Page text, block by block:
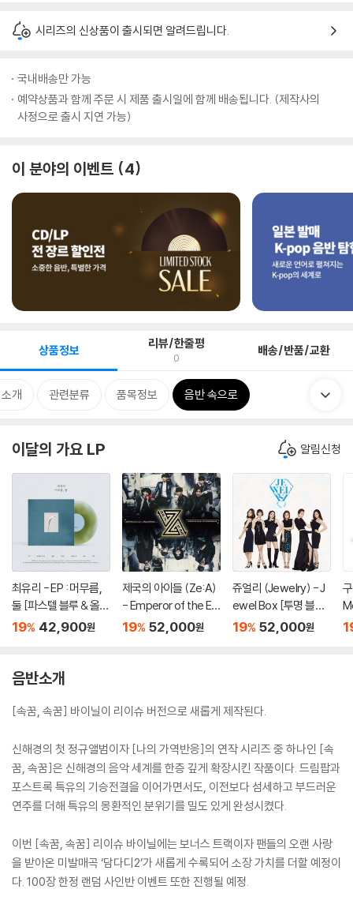
시리즈의 신상품이 출시되면 알려드립니다.
국내배송만 가능
예약상품과 함께 주문 시 제품 출시일에 함께 배송됩니다. (제작사의
사정으로 출시 지연 가능)
이 분야의 이벤트 4
상품정보 리뷰/한줄평
0 배송/반품/교환
개 관련분류 품목정보 음반 속으로
이달의 가요 LP 알림신청
최유리 - EP : 머무름,
둘 [파스텔 블루 & 올리
브 그린 컬러 10인치 Vi
19% 42,900원
제국의 아이들 (Ze:A)
- Emperor of the E
mpire [립타이드 컬러
19% 52,000원
쥬얼리 (Jewelry) - J
ewel Box [투명 블루
컬러 LP]
19% 52,000원
P]
음반소개
[속꿈, 속꿈] 바이닐이 리이슈 버전으로 새롭게 제작된다.
신해경의 첫 정규앨범이자 [나의 가역반응]의 연작 시리즈 중 하나인 [속
꿈, 속꿈]은 신해경의 음악 세계를 한층 깊게 확장시킨 작품이다. 드림팝과
포스트록 특유의 기승전결을 이어가면서도, 이전보다 섬세하고 부드러운
연주를 더해 특유의 몽환적인 분위기를 밀도 있게 완성시켰다.
이번 [속꿈, 속꿈] 리이슈 바이닐에는 보너스 트랙이자 팬들의 오랜 사랑
을 받아온 미발매곡 ‘담다디2’가 새롭게 수록되어 소장 가치를 더할 예정이
다. 100장 한정 랜덤 사인반 이벤트 또한 진행될 예정.